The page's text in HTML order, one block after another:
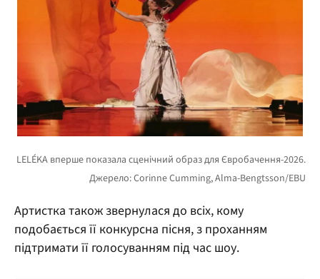
Артистка також звернулася до всіх, кому
подобається її конкурсна пісня, з проханням
підтримати її голосуванням під час шоу.